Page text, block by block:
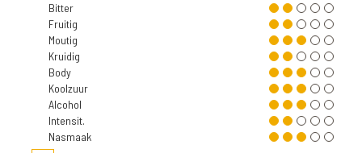
Bitter
Fruitig
Moutig
Kruidig
Body
Koolzuur
Alcohol
Intensit.
Nasmaak